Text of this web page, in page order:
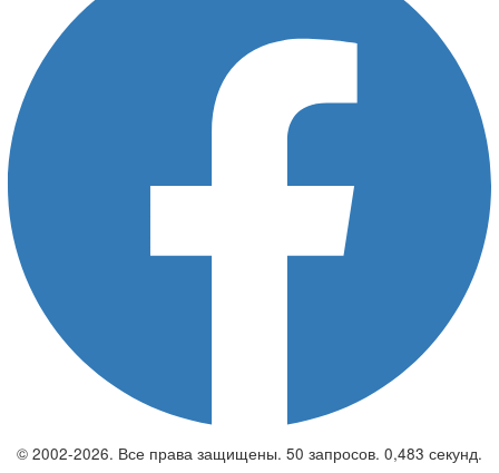
© 2002-2026. Все права защищены. 50 запросов. 0,483 секунд.